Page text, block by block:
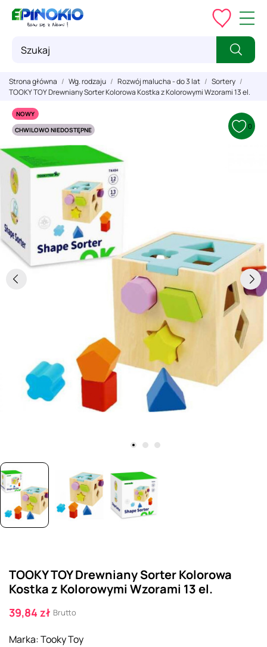
Strona główna Wg. rodzaju Rozwój malucha - do 3 lat
Sortery
TOOKY TOY Drewniany Sorter Kolorowa Kostka z Kolorowymi Wzorami 13 el.
NOWY
CHWILOWO NIEDOSTĘPNE
0
TOOKY TOY Drewniany Sorter Kolorowa
Kostka z Kolorowymi Wzorami 13 el.
39,84 zł Brutto
Marka:Tooky Toy